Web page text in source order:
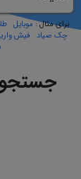
برای مثال :موبایل
چک صیاد فیش